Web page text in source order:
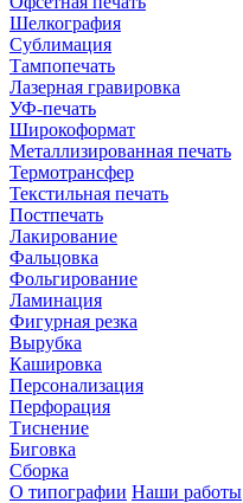
Шелкография
Сублимация
Тампопечать
Лазерная гравировка
УФ-печать
Широкоформат
Металлизированная печать
Термотрансфер
Текстильная печать
Постпечать
Лакирование
Фальцовка
Фольгирование
Ламинация
Фигурная резка
Вырубка
Кашировка
Персонализация
Перфорация
Тиснение
Биговка
Сборка
О типографии Наши работы